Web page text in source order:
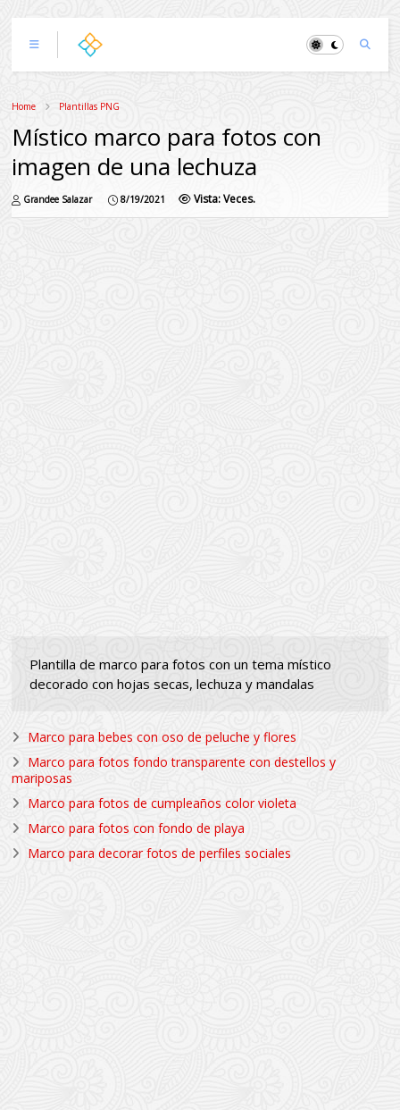
Home Plantillas PNG
Místico marco para fotos con
imagen de una lechuza
Grandee Salazar 8/19/2021 Vista:Veces.
Plantilla de marco para fotos con un tema místico
decorado con hojas secas, lechuza y mandalas
Marco para bebes con oso de peluche y flores
Marco para fotos fondo transparente con destellos y
mariposas
Marco para fotos de cumpleaños color violeta
Marco para fotos con fondo de playa
Marco para decorar fotos de perfiles sociales